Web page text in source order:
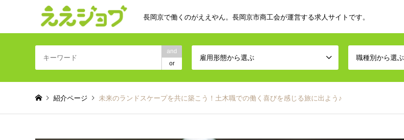
長岡京で働くのがええやん。長岡京市商工会が運営する求人サイトです。
and
or
雇用形態から選ぶ 職種別から選ぶ
紹介ページ 未来のランドスケープを共に築こう！土木職での働く喜びを感じる旅に出よう♪